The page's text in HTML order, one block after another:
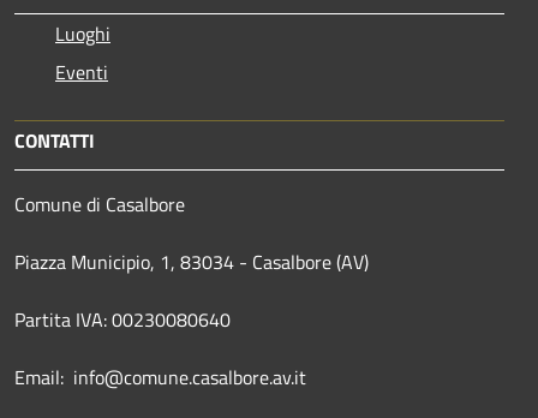
Luoghi
Eventi
CONTATTI
Comune di Casalbore
Piazza Municipio, 1, 83034 - Casalbore (AV)
Partita IVA: 00230080640
Email: info@comune.casalbore.av.it